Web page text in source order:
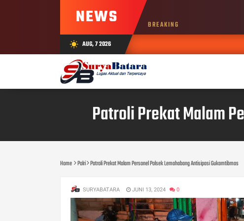
NEWS BREAKING
wb_sunny AUG, 7 2026
Patroli Prekat Malam
Home Polri Patroli Prekat Malam Personel Polsek Lemahabang Antisipasi Gukamtibmas
SURYABATARA JUNI 13, 2024 0